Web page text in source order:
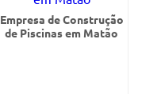
Empresa de Construção
de Piscinas em Matão